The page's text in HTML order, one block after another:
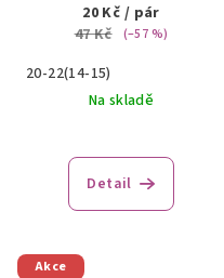
20 Kč / pár
47 Kč
(–57 %)
20-22(14-15)
Na skladě
Detail
Akce